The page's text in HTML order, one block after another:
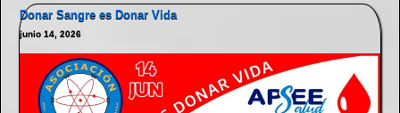
Donar Sangre es Donar Vida
junio 14, 2026